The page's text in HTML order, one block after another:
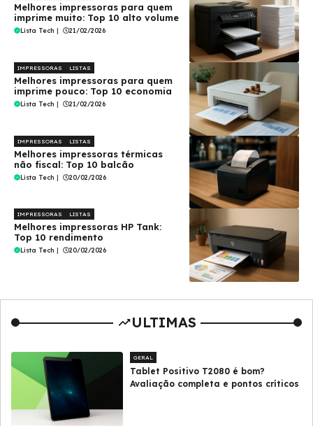
Melhores impressoras para quem
imprime muito: Top 10 alto volume
Lista Tech | 21/02/2026
IMPRESSORAS LISTAS
Melhores impressoras para quem
imprime pouco: Top 10 economia
Lista Tech | 21/02/2026
IMPRESSORAS LISTAS
Melhores impressoras térmicas
não fiscal: Top 10 balcão
Lista Tech | 20/02/2026
IMPRESSORAS LISTAS
Melhores impressoras HP Tank:
Top 10 rendimento
Lista Tech | 20/02/2026
ULTIMAS
GERAL
Tablet Positivo T2080 é bom?
Avaliação completa e pontos críticos